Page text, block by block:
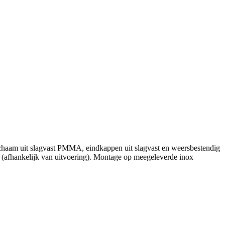
uit slagvast PMMA, eindkappen uit slagvast en weersbestendig
van uitvoering). Montage op meegeleverde inox